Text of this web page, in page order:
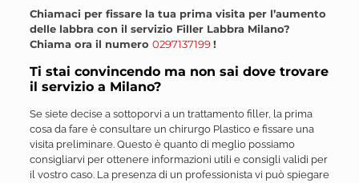
Chiamaci per fissare la tua prima visita per l’aumento
delle labbra con il servizio Filler Labbra Milano?
Chiama ora il numero 0297137199!
Ti stai convincendo ma non sai dove trovare
il servizio a Milano?
Se siete decise a sottoporvi a un trattamento filler, la prima
cosa da fare è consultare un chirurgo Plastico e fissare una
visita preliminare. Questo è quanto di meglio possiamo
consigliarvi per ottenere informazioni utili e consigli validi per
il vostro caso. La presenza di un professionista vi può spiegare